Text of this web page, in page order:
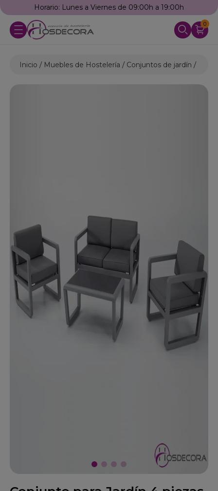
Horario: Lunes a Viernes de 09:00h a 19:00h
0
Inicio Muebles de Hostelería Conjuntos de jardín